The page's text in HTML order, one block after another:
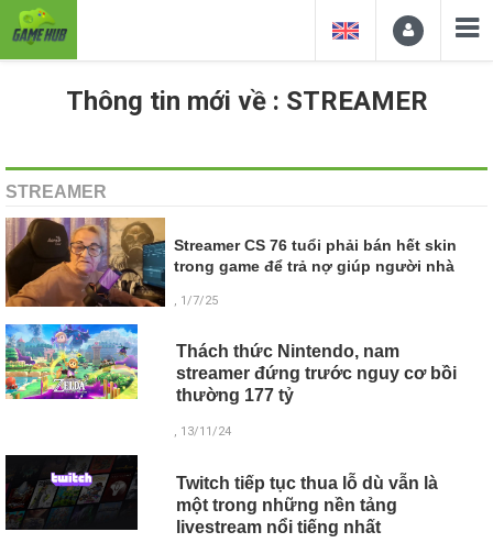
Thông tin mới về : STREAMER
STREAMER
Streamer CS 76 tuổi phải bán hết skin
trong game để trả nợ giúp người nhà
, 1/7/25
Thách thức Nintendo, nam
streamer đứng trước nguy cơ bồi
thường 177 tỷ
, 13/11/24
Twitch tiếp tục thua lỗ dù vẫn là
một trong những nền tảng
livestream nổi tiếng nhất